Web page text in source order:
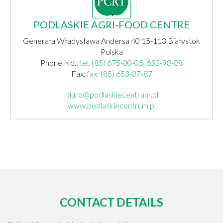
PODLASKIE AGRI-FOOD CENTRE
Generała Władysława Andersa 40 15-113 Białystok
Polska
Phone No.: tel. (85) 675-00-05, 653-98-88
Fax:fax: (85) 653-87-87
biuro@podlaskiecentrum.pl
www.podlaskiecentrum.pl
CONTACT DETAILS